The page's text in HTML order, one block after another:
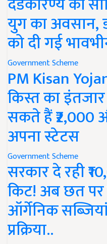
युग का अवसान,
को दी गई
Government Scheme
PM Kisan
किस्त का
सकते हैं
अपना स्टेटस
Government Scheme
सरकार दे रही
किट! अब छत पर
ऑर्गेनिक
प्रक्रिया..